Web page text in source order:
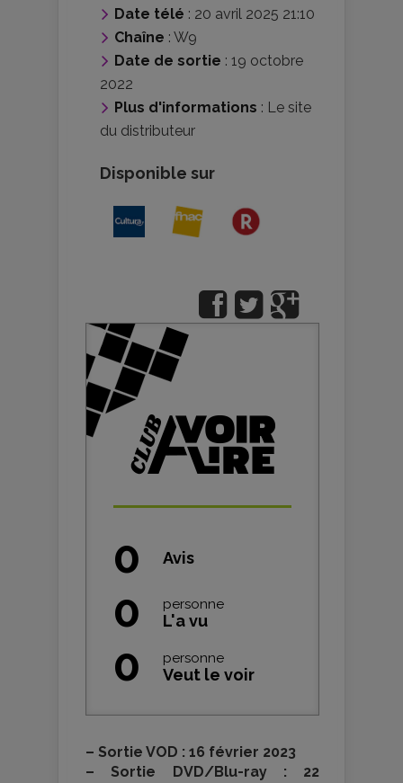
Date télé : 20 avril 2025 21:10
Chaîne : W9
Date de sortie : 19 octobre
2022
Plus d'informations : Le site
du distributeur
Disponible sur
0 Avis
0 personne
L'a vu
0 personne
Veut le voir
– Sortie VOD : 16 février 2023
– Sortie DVD/Blu-ray : 22